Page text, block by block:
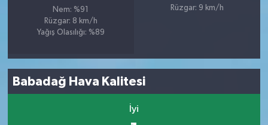
Nem: %91
Rüzgar: 8 km/h
Yağış Olasılığı: %89
Rüzgar: 9 km/h
Babadağ Hava Kalitesi
İyi